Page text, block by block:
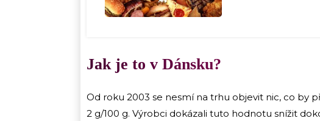
Jak je to v Dánsku?
Od roku 2003 se nesmí na trhu objevit nic, co by
2 g/100 g. Výrobci dokázali tuto hodnotu snížit